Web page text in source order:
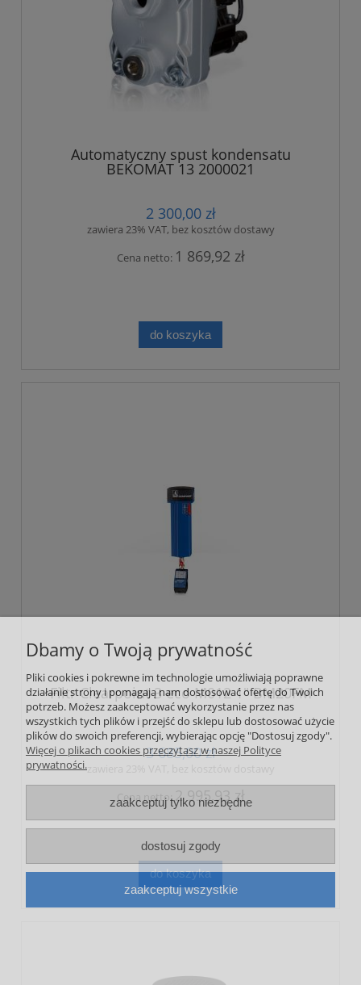
Automatyczny spust kondensatu
BEKOMAT 13 2000021
2 300,00 zł
zawiera 23% VAT, bez kosztów dostawy
Cena netto: 1 869,92 zł
do koszyka
Filtr Clearpoint 3 eco M012 1" BM20FM
3 685,00 zł
zawiera 23% VAT, bez kosztów dostawy
Cena netto: 2 995,93 zł
do koszyka
Dbamy o Twoją prywatność
Pliki cookies i pokrewne im technologie umożliwiają poprawne
działanie strony i pomagają nam dostosować ofertę do Twoich
potrzeb. Możesz zaakceptować wykorzystanie przez nas
wszystkich tych plików i przejść do sklepu lub dostosować użycie
plików do swoich preferencji, wybierając opcję "Dostosuj zgody".
Więcej o plikach cookies przeczytasz w naszej Polityce
prywatności.
zaakceptuj tylko niezbędne
dostosuj zgody
zaakceptuj wszystkie